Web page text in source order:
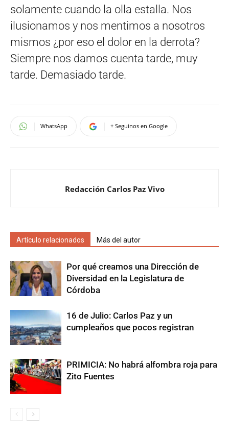
solamente cuando la olla estalla. Nos
ilusionamos y nos mentimos a nosotros
mismos ¿por eso el dolor en la derrota?
Siempre nos damos cuenta tarde, muy
tarde. Demasiado tarde.
WhatsApp + Seguinos en Google
Redacción Carlos Paz Vivo
Artículo relacionados Más del autor
Por qué creamos una Dirección de
Diversidad en la Legislatura de
Córdoba
16 de Julio: Carlos Paz y un
cumpleaños que pocos registran
PRIMICIA: No habrá alfombra roja para
Zito Fuentes